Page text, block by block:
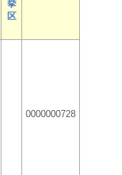
挙
区
0000000728